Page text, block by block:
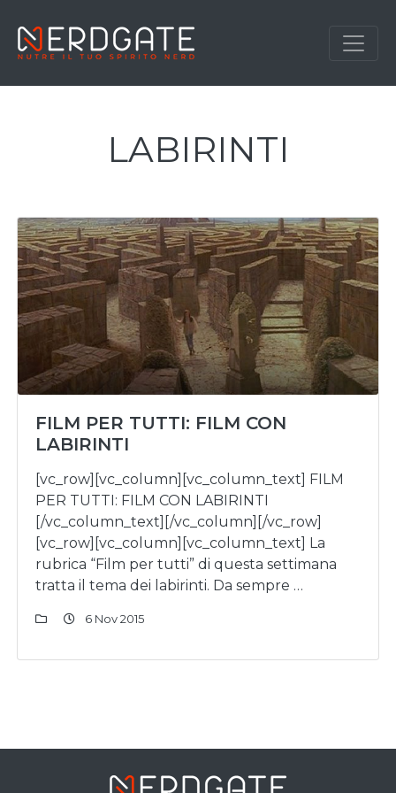
LABIRINTI
FILM PER TUTTI: FILM CON
LABIRINTI
[vc_row][vc_column][vc_column_text] FILM
PER TUTTI: FILM CON LABIRINTI
[/vc_column_text][/vc_column][/vc_row]
[vc_row][vc_column][vc_column_text] La
rubrica “Film per tutti” di questa settimana
tratta il tema dei labirinti. Da sempre …
6 Nov 2015